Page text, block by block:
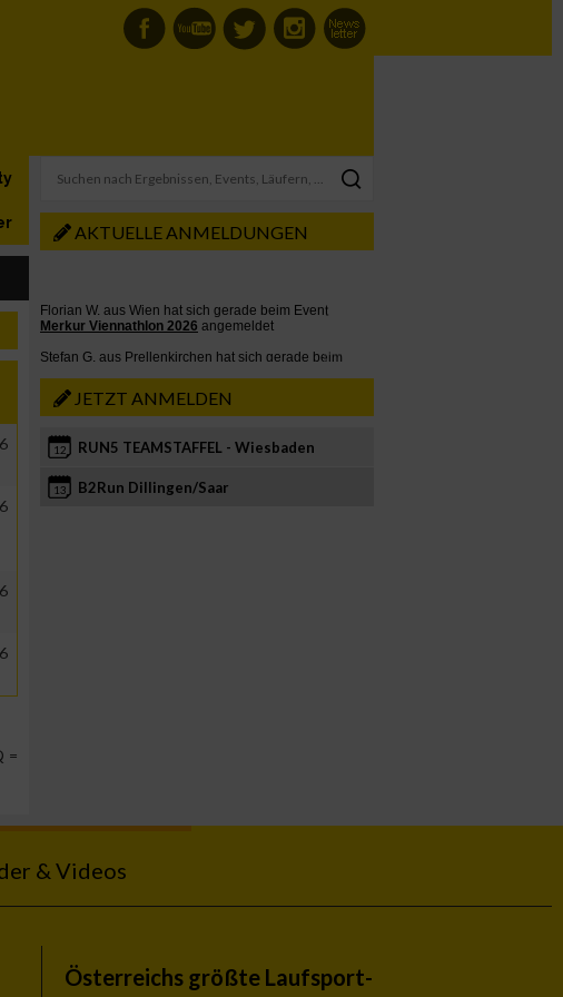
=
AKTUELLE ANMELDUNGEN
JETZT ANMELDEN
12 RUN5 TEAMSTAFFEL - Wiesbaden
13 B2Run Dillingen/Saar
& Videos
Österreichs größte Laufsport-